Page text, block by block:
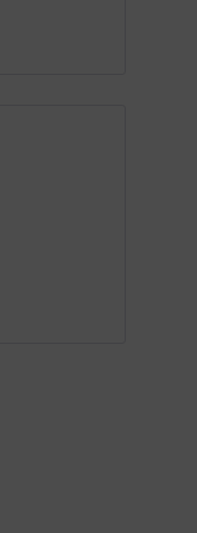
zehn
einem